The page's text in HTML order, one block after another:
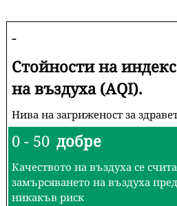
-
Стойности на
на въздуха (AQI).
Нива на загриженост за
0 - 50 добре
Качеството на въздуха се
замърсяването на въздуха
никакъв риск